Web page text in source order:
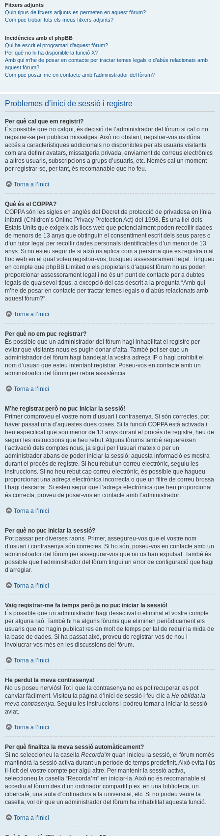
Fitxers adjunts
Quin tipus de fitxers adjunts es permeten en aquest fòrum?
Com puc trobar tots els meus fitxers adjunts?
Incidències amb el phpBB
Qui ha escrit el programari d’aquest fòrum?
Per què no hi ha disponible la funció X?
Amb qui m’he de posar en contacte per tractar temes legals o d’abús relacionats amb
aquest fòrum?
Com puc posar-me en contacte amb l’administrador del fòrum?
Problemes d’inici de sessió i registre
Per què cal que em registri?
És possible que no calgui, és decisió de l’administrador del fòrum si cal o no
registrar-se per publicar missatges. Això no obstant, registrar-vos us dóna
accés a característiques addicionals no disponibles per als usuaris visitants
com ara definir avatars, missatgeria privada, enviament de correus electrònics
a altres usuaris, subscripcions a grups d’usuaris, etc. Només cal un moment
per registrar-se, per tant, és recomanable que ho feu.
Torna a l’inici
Què és el COPPA?
COPPA són les sigles en anglès del Decret de protecció de privadesa en línia
infantil (Children’s Online Privacy Protection Act) del 1998. És una llei dels
Estats Units que exigeix als llocs web que potencialment poden recollir dades
de menors de 13 anys que obtinguin el consentiment escrit dels seus pares o
d’un tutor legal per recollir dades personals identificables d’un menor de 13
anys. Si no esteu segur de si això us aplica com a persona que es registra o al
lloc web en el qual voleu registrar-vos, busqueu assessorament legal. Tingueu
en compte que phpBB Limited o els propietaris d’aquest fòrum no us poden
proporcionar assessorament legal i no és un punt de contacte per a dubtes
legals de qualsevol tipus, a excepció del cas descrit a la pregunta “Amb qui
m’he de posar en contacte per tractar temes legals o d’abús relacionats amb
aquest fòrum?”.
Torna a l’inici
Per què no em puc registrar?
És possible que un administrador del fòrum hagi inhabilitat el registre per
evitar que visitants nous es pugin donar d’alta. També pot ser que un
administrador del fòrum hagi bandejat la vostra adreça IP o hagi prohibit el
nom d’usuari que esteu intentant registrar. Poseu-vos en contacte amb un
administrador del fòrum per rebre assistència.
Torna a l’inici
M’he registrat però no puc iniciar la sessió!
Primer comproveu el vostre nom d’usuari i contrasenya. Si són correctes, pot
haver passat una d’aquestes dues coses. Si la funció COPPA està activada i
heu especificat que sou menor de 13 anys durant el procés de registre, heu de
seguir les instruccions que heu rebut. Alguns fòrums també requereixen
l’activació dels comptes nous, ja sigui per l’usuari mateix o per un
administrador abans de poder iniciar la sessió; aquesta informació es mostra
durant el procés de registre. Si heu rebut un correu electrònic, seguiu les
instruccions. Si no heu rebut cap correu electrònic, és possible que hagueu
proporcionat una adreça electrònica incorrecta o que un filtre de correu brossa
l’hagi descartat. Si esteu segur que l’adreça electrònica que heu proporcionat
és correcta, proveu de posar-vos en contacte amb l’administrador.
Torna a l’inici
Per què no puc iniciar la sessió?
Pot passar per diverses raons. Primer, assegureu-vos que el vostre nom
d’usuari i contrasenya són correctes. Si ho són, poseu-vos en contacte amb un
administrador del fòrum per assegurar-vos que no us han expulsat. També és
possible que l’administrador del fòrum tingui un error de configuració que hagi
d’arreglar.
Torna a l’inici
Vaig registrar-me fa temps però ja no puc iniciar la sessió!
És possible que un administrador hagi desactivat o eliminat el vostre compte
per alguna raó. També hi ha alguns fòrums que eliminen periòdicament els
usuaris que no hagin publicat res en molt de temps per tal de reduir la mida de
la base de dades. Si ha passat això, proveu de registrar-vos de nou i
involucrar-vos més en les discussions del fòrum.
Torna a l’inici
He perdut la meva contrasenya!
No us poseu nerviós! Tot i que la contrasenya no es pot recuperar, es pot
canviar fàcilment. Visiteu la pàgina d’inici de sessió i feu clic a He oblidat la
meva contrasenya. Seguiu les instruccions i podreu tornar a iniciar la sessió
aviat.
Torna a l’inici
Per què finalitza la meva sessió automàticament?
Si no seleccioneu la casella Recorda’m quan inicieu la sessió, el fòrum només
mantindrà la sessió activa durant un període de temps predefinit. Això evita l’ús
il·lícit del vostre compte per algú altre. Per mantenir la sessió activa,
seleccioneu la casella “Recorda’m” en iniciar-la. Això no és recomanable si
accediu al fòrum des d’un ordinador compartit p.ex. en una biblioteca, un
cibercafè, una aula d’ordinadors a la universitat, etc. Si no podeu veure la
casella, vol dir que un administrador del fòrum ha inhabilitat aquesta funció.
Torna a l’inici